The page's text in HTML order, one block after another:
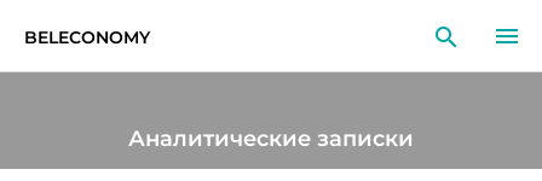
BELECONOMY
Аналитические записки